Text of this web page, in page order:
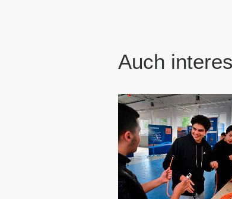
Auch